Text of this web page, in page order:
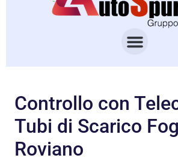
Controllo con
Tubi di Scarico
Roviano